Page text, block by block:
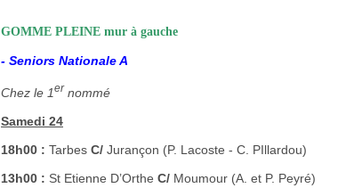
GOMME PLEINE mur à gauche
- Seniors Nationale A
Chez le 1er nommé
Samedi 24
18h00 : Tarbes C/ Jurançon (P. Lacoste - C. PIllardou)
13h00 : St Etienne D’Orthe C/ Moumour (A. et P. Peyré)